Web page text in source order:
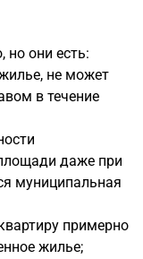
но они есть:
не может
в течение
даже при
муниципальная
примерно
жилье;